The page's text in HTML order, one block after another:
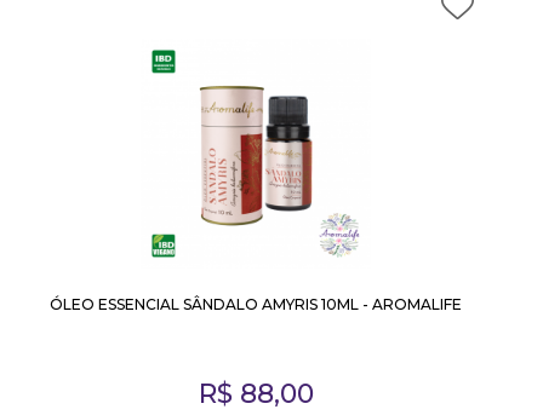
ÓLEO ESSENCIAL SÂNDALO AMYRIS 10ML - AROMALIFE
R$ 88,00